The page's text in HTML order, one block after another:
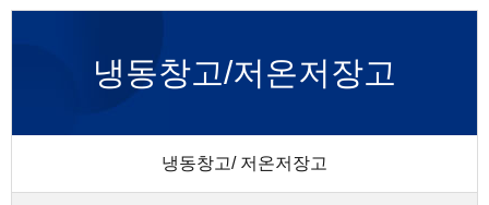
냉동창고/저온저장고
냉동창고/ 저온저장고